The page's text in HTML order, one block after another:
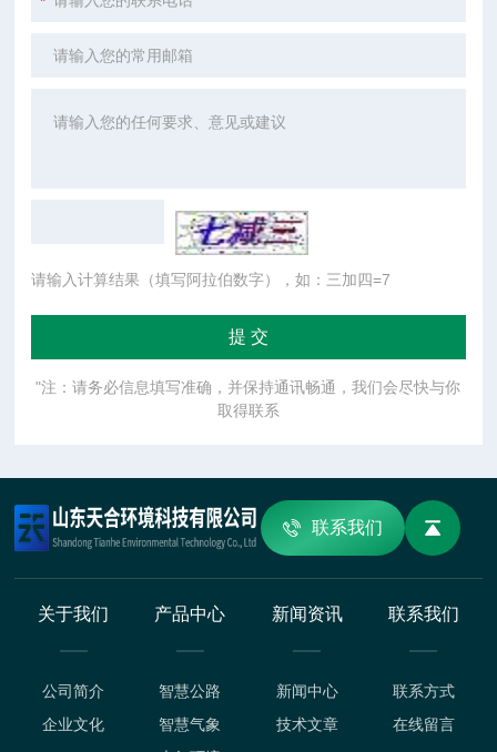
请输入计算结果（填写阿拉伯数字），如：三加四=7
"注：请务必信息填写准确，并保持通讯畅通，我们会尽快与你
取得联系
联系我们
关于我们
公司简介
企业文化
产品中心
智慧公路
智慧气象
新闻资讯
新闻中心
技术文章
联系我们
联系方式
在线留言